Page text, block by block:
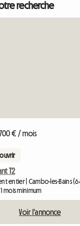
recherche
€ / mois
T2
mois minimum
Voir l'annonce